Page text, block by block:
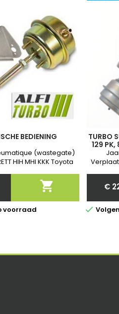
BEDIENING
(wastegate)
HIH MHI KKK Toyota
la Referenties exact
turbo!

voorraad
TURBO
129
€
